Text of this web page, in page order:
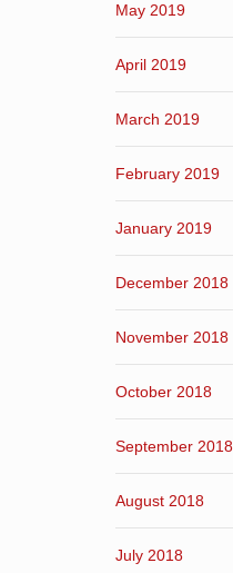
May 2019
April 2019
March 2019
February 2019
January 2019
December 2018
November 2018
October 2018
September 2018
August 2018
July 2018